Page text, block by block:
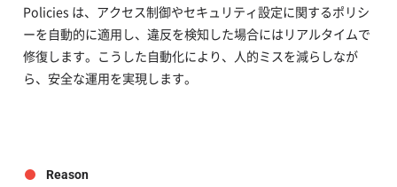
Policies は、アクセス制御やセキュリティ設定に関するポリシ
ーを自動的に適用し、違反を検知した場合にはリアルタイムで
修復します。こうした自動化により、人的ミスを減らしなが
ら、安全な運用を実現します。
Reason